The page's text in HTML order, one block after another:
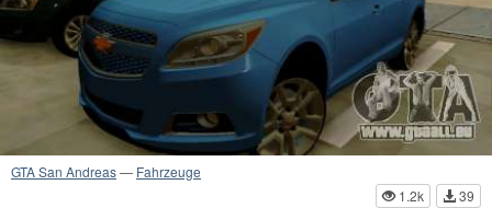
GTA San Andreas— Fahrzeuge
1.2k
39